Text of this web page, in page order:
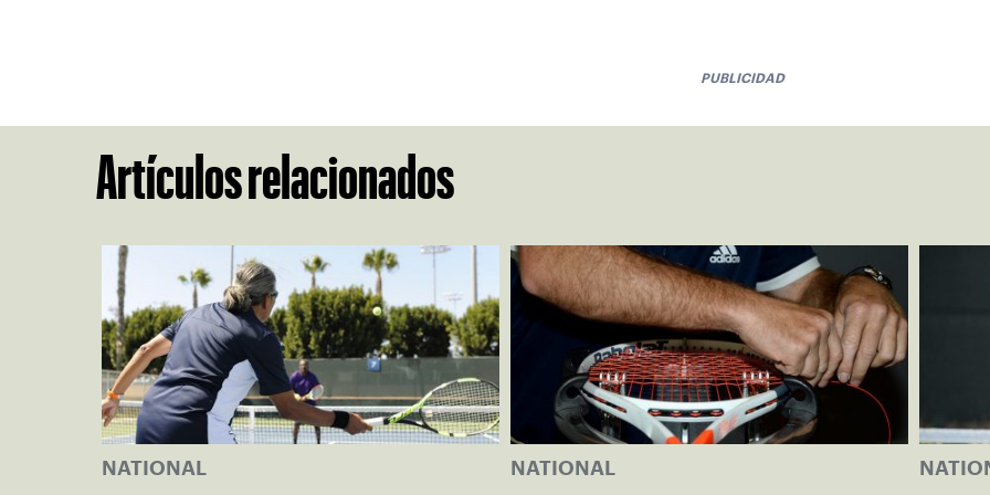
PUBLICIDAD
Artículos relacionados
NATIONAL NATIONAL